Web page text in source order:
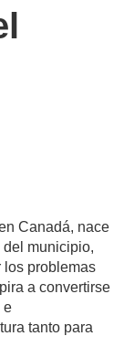
Canadá, nace
municipio,
los problemas
a convertirse
e
tanto para